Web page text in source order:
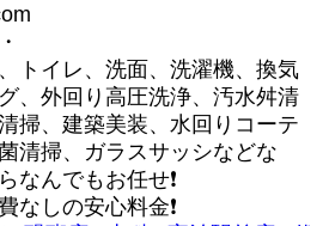
トイレ、洗面、洗濯機、換気
、外回り高圧洗浄、汚水舛清
掃、建築美装、水回りコーテ
清掃、ガラスサッシなどな
なんでもお任せ❗️
なしの安心料金❗️